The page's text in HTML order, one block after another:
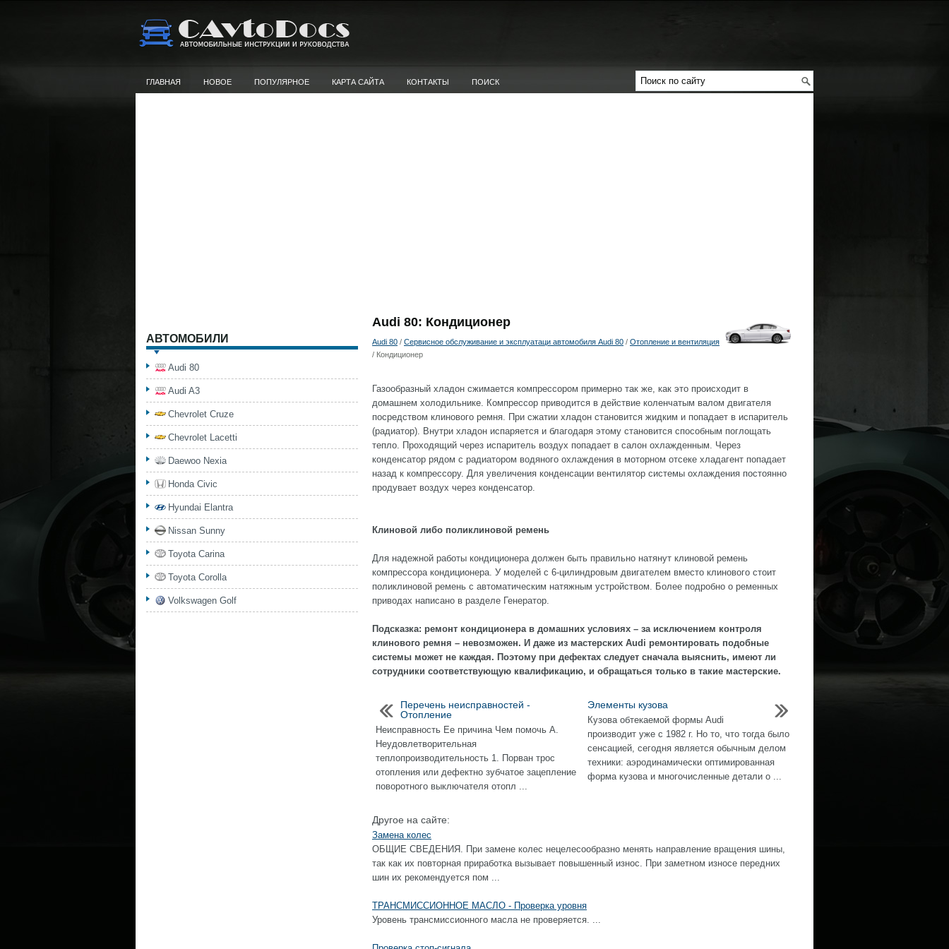
ГЛАВНАЯ НОВОЕ ПОПУЛЯРНОЕ КАРТА САЙТА КОНТАКТЫ ПОИСК
Audi 80: Кондиционер
Audi 80 / Сервисное обслуживание и эксплуатаци автомобиля Audi 80 / Отопление и вентиляция
/ Кондиционер
Газообразный хладон сжимается компрессором примерно так же, как это происходит в
домашнем холодильнике. Компрессор приводится в действие коленчатым валом двигателя
посредством клинового ремня. При сжатии хладон становится жидким и попадает в испаритель
(радиатор). Внутри хладон испаряется и благодаря этому становится способным поглощать
тепло. Проходящий через испаритель воздух попадает в салон охлажденным. Через
конденсатор рядом с радиатором водяного охлаждения в моторном отсеке хладагент попадает
назад к компрессору. Для увеличения конденсации вентилятор системы охлаждения постоянно
продувает воздух через конденсатор.
Клиновой либо поликлиновой ремень
Для надежной работы кондиционера должен быть правильно натянут клиновой ремень
компрессора кондиционера. У моделей с 6-цилиндровым двигателем вместо клинового стоит
поликлиновой ремень с автоматическим натяжным устройством. Более подробно о ременных
приводах написано в разделе Генератор.
Подсказка: ремонт кондиционера в домашних условиях – за исключением контроля
клинового ремня – невозможен. И даже из мастерских Audi ремонтировать подобные
системы может не каждая. Поэтому при дефектах следует сначала выяснить, имеют ли
сотрудники соответствующую квалификацию, и обращаться только в такие мастерские.
Перечень неисправностей -
Отопление
Неисправность Ее причина Чем помочь А.
Неудовлетворительная
теплопроизводительность 1. Порван трос
отопления или дефектно зубчатое зацепление
поворотного выключателя отопл ...
Элементы кузова
Кузова обтекаемой формы Audi
производит уже с 1982 г. Но то, что тогда было
сенсацией, сегодня является обычным делом
техники: аэродинамически оптимированная
форма кузова и многочисленные детали о ...
Другое на сайте:
Замена колес
ОБЩИЕ СВЕДЕНИЯ. При замене колес нецелесообразно менять направление вращения шины,
так как их повторная приработка вызывает повышенный износ. При заметном износе передних
шин их рекомендуется пом ...
ТРАНСМИССИОННОЕ МАСЛО - Проверка уровня
Уровень трансмиссионного масла не проверяется. ...
АВТОМОБИЛИ
Audi 80
Audi A3
Chevrolet Cruze
Chevrolet Lacetti
Daewoo Nexia
Honda Civic
Hyundai Elantra
Nissan Sunny
Toyota Carina
Toyota Corolla
Volkswagen Golf